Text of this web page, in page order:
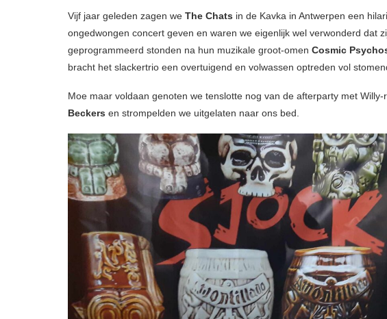
Vijf jaar geleden zagen we The Chats in de Kavka in Antwerpen een
ongedwongen concert geven en waren we eigenlijk wel verwonderd dat
geprogrammeerd stonden na hun muzikale groot-omen Cosmic
bracht het slackertrio een overtuigend en volwassen optreden vol
Moe maar voldaan genoten we tenslotte nog van de afterparty met Willy-
Beckers en strompelden we uitgelaten naar ons bed.